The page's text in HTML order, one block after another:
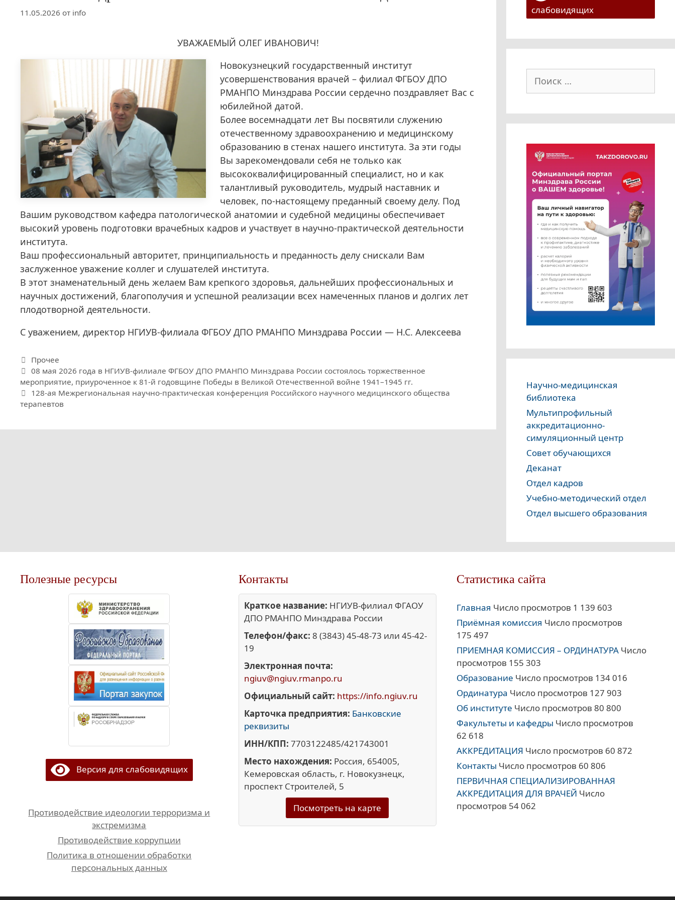
11.05.2026 от info
УВАЖАЕМЫЙ ОЛЕГ ИВАНОВИЧ!
Новокузнецкий государственный институт
усовершенствования врачей – филиал ФГБОУ ДПО
РМАНПО Минздрава России сердечно поздравляет Вас с
юбилейной датой.
Более восемнадцати лет Вы посвятили служению
отечественному здравоохранению и медицинскому
образованию в стенах нашего института. За эти годы
Вы зарекомендовали себя не только как
высококвалифицированный специалист, но и как
талантливый руководитель, мудрый наставник и
человек, по-настоящему преданный своему делу. Под
Вашим руководством кафедра патологической анатомии и судебной медицины обеспечивает
высокий уровень подготовки врачебных кадров и участвует в научно-практической деятельности
института.
Ваш профессиональный авторитет, принципиальность и преданность делу снискали Вам
заслуженное уважение коллег и слушателей института.
В этот знаменательный день желаем Вам крепкого здоровья, дальнейших профессиональных и
научных достижений, благополучия и успешной реализации всех намеченных планов и долгих лет
плодотворной деятельности.
С уважением, директор НГИУВ-филиала ФГБОУ ДПО РМАНПО Минздрава России — Н.С. Алексеева
Рубрики
Прочее
08 мая 2026 года в НГИУВ-филиале ФГБОУ ДПО РМАНПО Минздрава России состоялось торжественное
мероприятие, приуроченное к 81-й годовщине Победы в Великой Отечественной войне 1941–1945 гг.
128-ая Межрегиональная научно-практическая конференция Российского научного медицинского общества
терапевтов
слабовидящих
Научно-медицинская
библиотека
Мультипрофильный
аккредитационно-
симуляционный центр
Совет обучающихся
Деканат
Отдел кадров
Учебно-методический отдел
Отдел высшего образования
Полезные ресурсы
Версия для слабовидящих
Противодействие идеологии терроризма и
экстремизма
Противодействие коррупции
Политика в отношении обработки
персональных данных
Контакты
Краткое название: НГИУВ-филиал ФГАОУ
ДПО РМАНПО Минздрава России
Телефон/факс: 8 (3843) 45-48-73 или 45-42-
19
Электронная почта:
ngiuv@ngiuv.rmanpo.ru
Официальный сайт: https://info.ngiuv.ru
Карточка предприятия: Банковские
реквизиты
ИНН/КПП: 7703122485/421743001
Место нахождения: Россия, 654005,
Кемеровская область, г. Новокузнецк,
проспект Строителей, 5
Посмотреть на карте
Статистика сайта
Главная Число просмотров 1 139 603
Приёмная комиссия Число просмотров
175 497
ПРИЕМНАЯ КОМИССИЯ – ОРДИНАТУРА Число
просмотров 155 303
Образование Число просмотров 134 016
Ординатура Число просмотров 127 903
Об институте Число просмотров 80 800
Факультеты и кафедры Число просмотров
62 618
АККРЕДИТАЦИЯ Число просмотров 60 872
Контакты Число просмотров 60 806
ПЕРВИЧНАЯ СПЕЦИАЛИЗИРОВАННАЯ
АККРЕДИТАЦИЯ ДЛЯ ВРАЧЕЙ Число
просмотров 54 062